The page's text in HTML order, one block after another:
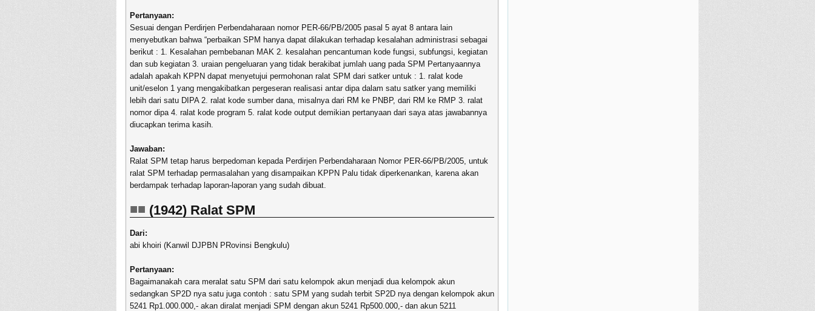
Pertanyaan:
Sesuai dengan Perdirjen Perbendaharaan nomor PER-66/PB/2005 pasal 5 ayat 8 antara lain
menyebutkan bahwa “perbaikan SPM hanya dapat dilakukan terhadap kesalahan administrasi sebagai
berikut : 1. Kesalahan pembebanan MAK 2. kesalahan pencantuman kode fungsi, subfungsi, kegiatan
dan sub kegiatan 3. uraian pengeluaran yang tidak berakibat jumlah uang pada SPM Pertanyaannya
adalah apakah KPPN dapat menyetujui permohonan ralat SPM dari satker untuk : 1. ralat kode
unit/eselon 1 yang mengakibatkan pergeseran realisasi antar dipa dalam satu satker yang memiliki
lebih dari satu DIPA 2. ralat kode sumber dana, misalnya dari RM ke PNBP, dari RM ke RMP 3. ralat
nomor dipa 4. ralat kode program 5. ralat kode output demikian pertanyaan dari saya atas jawabannya
diucapkan terima kasih.
Jawaban:
Ralat SPM tetap harus berpedoman kepada Perdirjen Perbendaharaan Nomor PER-66/PB/2005, untuk
ralat SPM terhadap permasalahan yang disampaikan KPPN Palu tidak diperkenankan, karena akan
berdampak terhadap laporan-laporan yang sudah dibuat.
(1942) Ralat SPM
Dari:
abi khoiri (Kanwil DJPBN PRovinsi Bengkulu)
Pertanyaan:
Bagaimanakah cara meralat satu SPM dari satu kelompok akun menjadi dua kelompok akun
sedangkan SP2D nya satu juga contoh : satu SPM yang sudah terbit SP2D nya dengan kelompok akun
5241 Rp1.000.000,- akan diralat menjadi SPM dengan akun 5241 Rp500.000,- dan akun 5211